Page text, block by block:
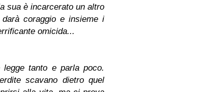
sua è incarcerato un altro
coraggio e insieme i
omicida...
tanto e parla poco.
scavano dietro quel